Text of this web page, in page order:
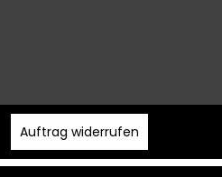
Auftrag widerrufen